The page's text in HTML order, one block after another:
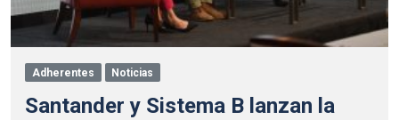
Adherentes Noticias
Santander y Sistema B lanzan la